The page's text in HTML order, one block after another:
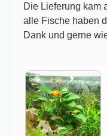
Die Lieferung kam aber
alle Fische haben den
Dank und gerne wieder!